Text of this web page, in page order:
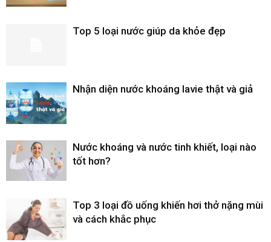
Top 5 loại nước giúp da khỏe đẹp
Nhận diện nước khoáng lavie thật và giả
Nước khoáng và nước tinh khiết, loại nào
tốt hơn?
Top 3 loại đồ uống khiến hơi thở nặng mùi
và cách khắc phục